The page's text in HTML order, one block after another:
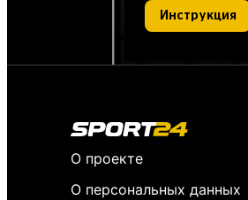
Инструкция
О проекте
О персональных данных